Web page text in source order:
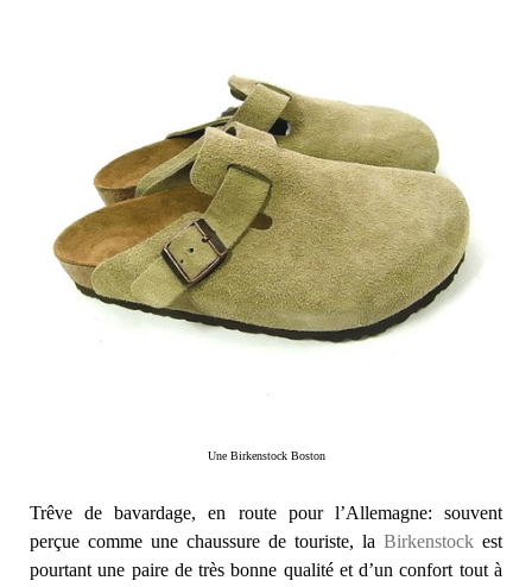
Une Birkenstock Boston
Trêve de bavardage, en route pour l’Allemagne: souvent
perçue comme une chaussure de touriste, la Birkenstock est
pourtant une paire de très bonne qualité et d’un confort tout à